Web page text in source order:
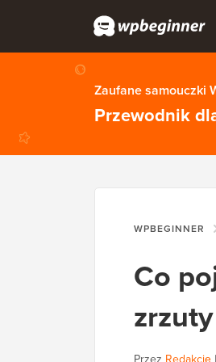
Zaufane samouczki
Przewodnik
WPBEGINNER
Co